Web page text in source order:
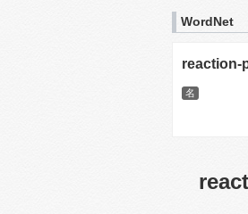
WordNet
reaction-
名